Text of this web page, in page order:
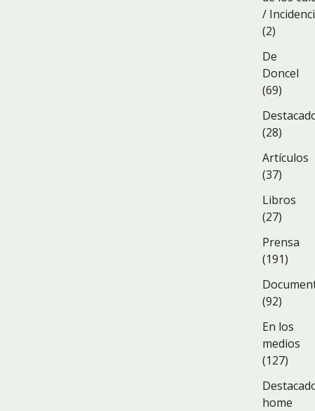
/
(2)
De
Doncel
(69)
(28)
Artículos
(37)
Libros
(27)
Prensa
(191)
(92)
En los
medios
(127)
home